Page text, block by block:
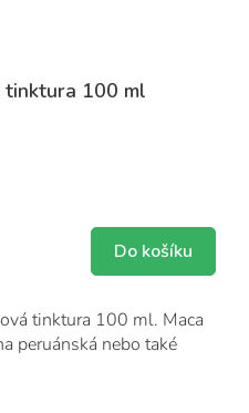
tinktura 100 ml
Do košíku
tinktura 100 ml. Maca
peruánská nebo také